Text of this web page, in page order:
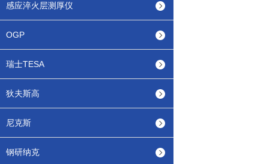
感应淬火层测厚仪
OGP
瑞士TESA
狄夫斯高
尼克斯
钢研纳克